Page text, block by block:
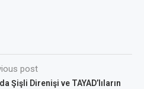
post
Şişli Direnişi ve TAYAD’lıların